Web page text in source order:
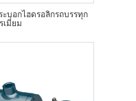
บอกไฮดรอลิกรถบรรทุก
เมี่ยม